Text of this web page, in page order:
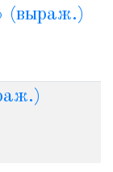
(выраж.)